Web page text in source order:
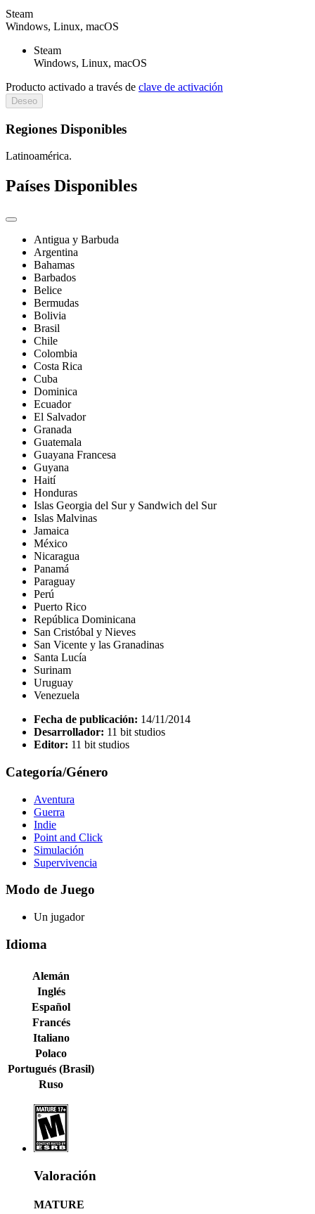
Steam
Windows, Linux, macOS
Steam
Windows, Linux, macOS
Producto activado a través de clave de activación
Deseo
Regiones Disponibles
Latinoamérica.
Países Disponibles
Antigua y Barbuda
Argentina
Bahamas
Barbados
Belice
Bermudas
Bolivia
Brasil
Chile
Colombia
Costa Rica
Cuba
Dominica
Ecuador
El Salvador
Granada
Guatemala
Guayana Francesa
Guyana
Haití
Honduras
Islas Georgia del Sur y Sandwich del Sur
Islas Malvinas
Jamaica
México
Nicaragua
Panamá
Paraguay
Perú
Puerto Rico
República Dominicana
San Cristóbal y Nieves
San Vicente y las Granadinas
Santa Lucía
Surinam
Uruguay
Venezuela
Fecha de publicación: 14/11/2014
Desarrollador: 11 bit studios
Editor: 11 bit studios
Categoría/Género
Aventura
Guerra
Indie
Point and Click
Simulación
Supervivencia
Modo de Juego
Un jugador
Idioma
Alemán
Inglés
Español
Francés
Italiano
Polaco
Portugués (Brasil)
Ruso
Valoración
MATURE